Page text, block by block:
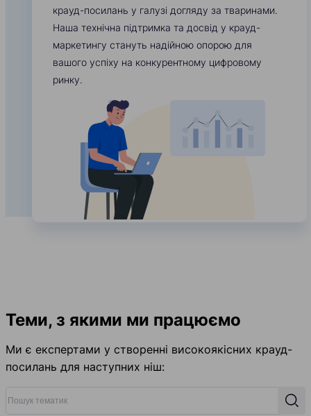
крауд-посилань у галузі догляду за тваринами.
Наша технічна підтримка та досвід у крауд-
маркетингу стануть надійною опорою для
вашого успіху на конкурентному цифровому
ринку.
Теми, з якими ми працюємо
Ми є експертами у створенні високоякісних крауд-
посилань для наступних ніш: